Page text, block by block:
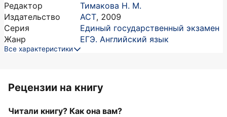
Редактор
Тимакова Н. М.
Издательство
АСТ, 2009
Серия
Единый государственный экзамен
Жанр
ЕГЭ. Английский язык
Все характеристики
Рецензии на книгу
Читали книгу? Как она вам?